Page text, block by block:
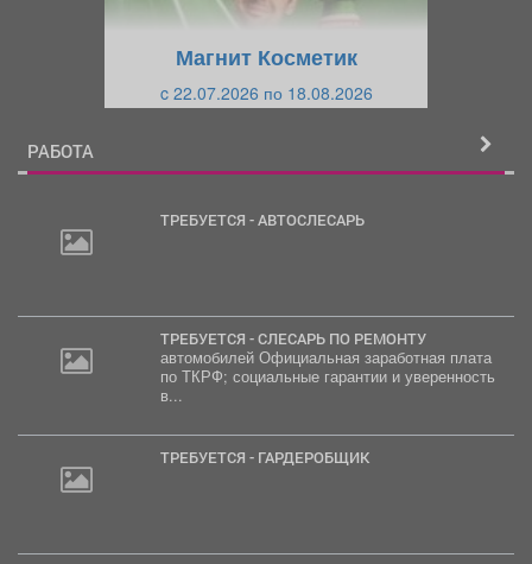
Магнит Косметик
c 22.07.2026 по 18.08.2026
РАБОТА
ТРЕБУЕТСЯ - АВТОСЛЕСАРЬ
ТРЕБУЕТСЯ - СЛЕСАРЬ ПО РЕМОНТУ
автомобилей Официальная заработная плата
по ТКРФ; социальные гарантии и уверенность
в...
ТРЕБУЕТСЯ - ГАРДЕРОБЩИК